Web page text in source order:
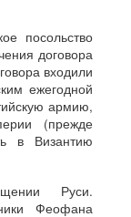
посольство
договора
входили
ежегодной
армию,
(прежде
в Византию
Руси.
Феофана